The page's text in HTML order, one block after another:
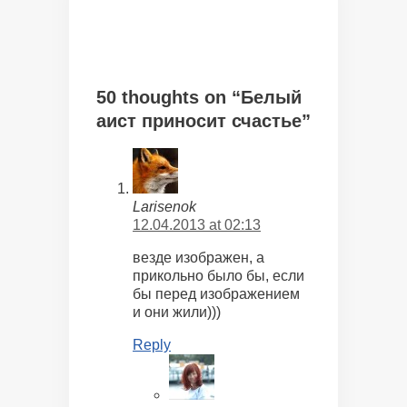
50 thoughts on “Белый
аист приносит счастье”
Larisenok
12.04.2013 at 02:13
везде изображен, а
прикольно было бы, если
бы перед изображением
и они жили)))
Reply